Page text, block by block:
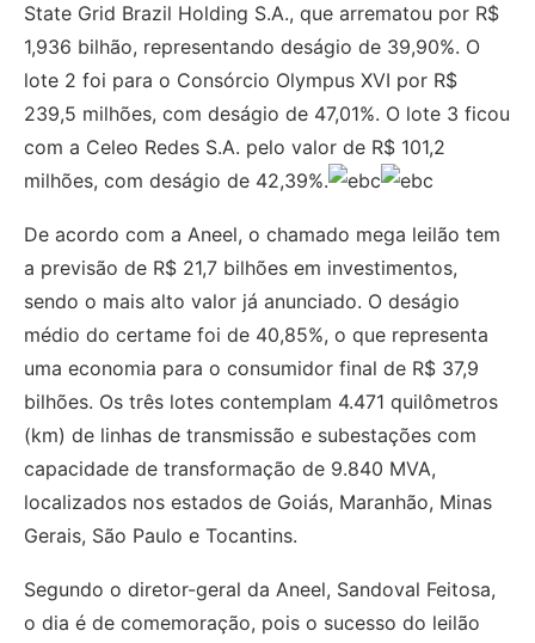
State Grid Brazil Holding S.A., que arrematou por R$
1,936 bilhão, representando deságio de 39,90%. O
lote 2 foi para o Consórcio Olympus XVI por R$
239,5 milhões, com deságio de 47,01%. O lote 3 ficou
com a Celeo Redes S.A. pelo valor de R$ 101,2
milhões, com deságio de 42,39%.
De acordo com a Aneel, o chamado mega leilão tem
a previsão de R$ 21,7 bilhões em investimentos,
sendo o mais alto valor já anunciado. O deságio
médio do certame foi de 40,85%, o que representa
uma economia para o consumidor final de R$ 37,9
bilhões. Os três lotes contemplam 4.471 quilômetros
(km) de linhas de transmissão e subestações com
capacidade de transformação de 9.840 MVA,
localizados nos estados de Goiás, Maranhão, Minas
Gerais, São Paulo e Tocantins.
Segundo o diretor-geral da Aneel, Sandoval Feitosa,
o dia é de comemoração, pois o sucesso do leilão